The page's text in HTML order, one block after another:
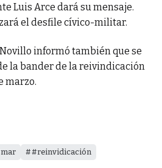
Luis Arce dará su mensaje.
el desfile cívico-militar.
informó también que se
la bander de la reivindicación
marzo.
#reinvidicación